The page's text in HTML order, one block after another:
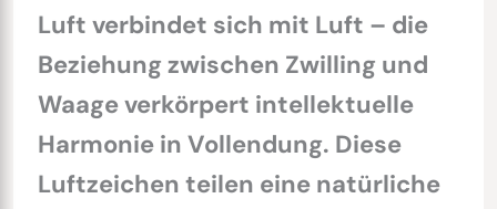
Luft verbindet sich mit Luft – die
Beziehung zwischen Zwilling und
Waage verkörpert intellektuelle
Harmonie in Vollendung. Diese
Luftzeichen teilen eine natürliche